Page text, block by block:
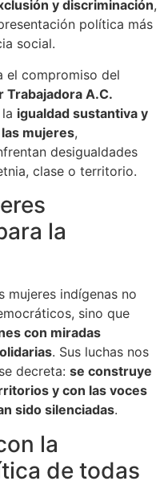
y discriminación,
política más
social.
el compromiso del
Trabajadora A.C.
igualdad sustantiva y
mujeres,
desigualdades
clase o territorio.
la
indígenas no
sino que
con miradas
. Sus luchas nos
decreta: se construye
y con las voces
sido silenciadas.
la
de todas